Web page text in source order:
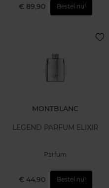
€ 89,90 Bestel nu!
MONTBLANC
LEGEND PARFUM ELIXIR
Parfum
€ 44,90 Bestel nu!